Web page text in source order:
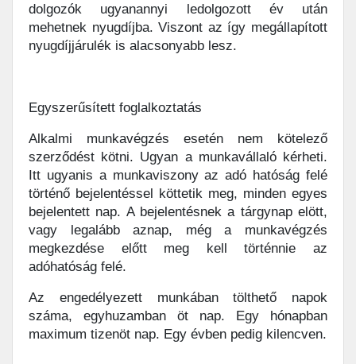
dolgozók ugyanannyi ledolgozott év után
mehetnek nyugdíjba. Viszont az így megállapított
nyugdíjjárulék is alacsonyabb lesz.
Egyszerűsített foglalkoztatás
Alkalmi munkavégzés esetén nem kötelező
szerződést kötni. Ugyan a munkavállaló kérheti.
Itt ugyanis a munkaviszony az adó hatóság felé
történő bejelentéssel köttetik meg, minden egyes
bejelentett nap. A bejelentésnek a tárgynap elött,
vagy legalább aznap, még a munkavégzés
megkezdése előtt meg kell történnie az
adóhatóság felé.
Az engedélyezett munkában tölthető napok
száma, egyhuzamban öt nap. Egy hónapban
maximum tizenöt nap. Egy évben pedig kilencven.